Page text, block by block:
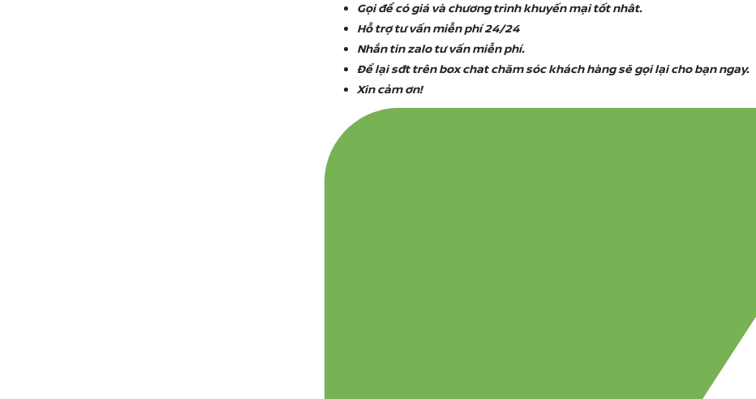
Gọi để có giá và chương trình khuyến mại tốt nhât.
Hỗ trợ tư vấn miễn phí 24/24
Nhắn tin zalo tư vấn miễn phí.
Để lại sđt trên box chat chăm sóc khách hàng sẽ gọi lại cho bạn ngay.
Xin cảm ơn!